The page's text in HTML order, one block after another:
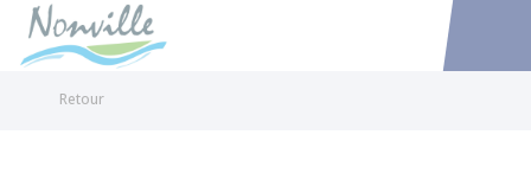
Accéder
Retour